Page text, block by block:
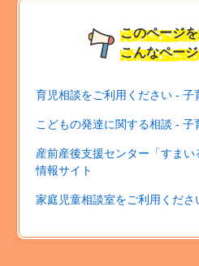
このページ
こんなペー
育児相談をご利用ください - 子
こどもの発達に関する相談 - 子
産前産後支援センター「すま
情報サイト
家庭児童相談室をご利用くだ